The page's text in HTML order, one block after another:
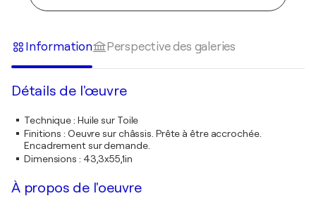
Information Perspective des galeries
Détails de l'œuvre
Technique: Huile sur Toile
Finitions : Oeuvre sur châssis. Prête à être accrochée.
Encadrement sur demande.
Dimensions : 43,3x55,1in
À propos de l'oeuvre